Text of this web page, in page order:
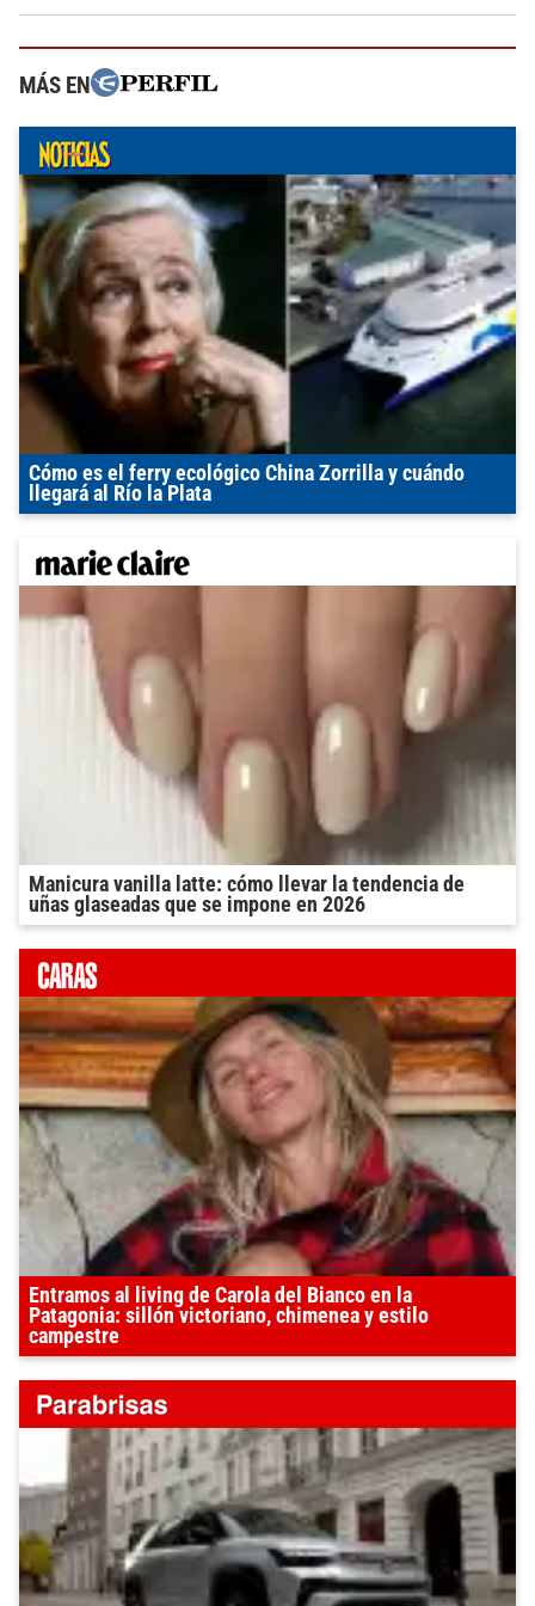
MÁS EN
Cómo es el ferry ecológico China Zorrilla y cuándo
llegará al Río la Plata
Manicura vanilla latte: cómo llevar la tendencia de
uñas glaseadas que se impone en 2026
Entramos al living de Carola del Bianco en la
Patagonia: sillón victoriano, chimenea y estilo
campestre